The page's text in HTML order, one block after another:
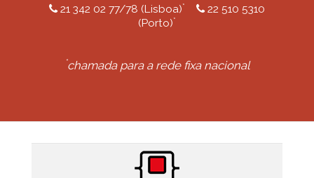
21 342 02 77/78 (Lisboa)*
22 510 5310
(Porto)*
*chamada para a rede fixa nacional